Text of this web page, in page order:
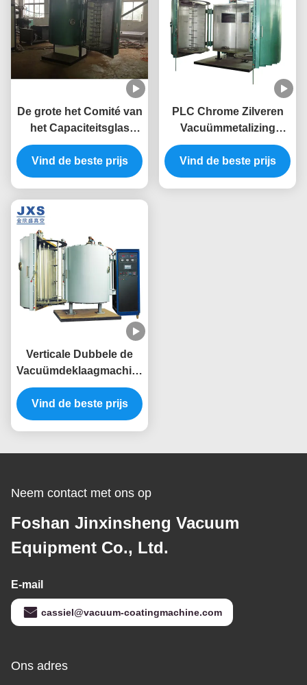
De grote het Comité van
het Capaciteitsglas
Machine van de
Verdampings
Vacuümdeklaag voor
Vind de beste prijs
PLC Chrome Zilveren
Vacuümmetalizing
Systeem met de Pomp
van de Diaklep
Vind de beste prijs
Verticale Dubbele de
Vacuümdeklaagmachine
van de Deuren
Thermische
Verdamping
Vind de beste prijs
Neem contact met ons op
Foshan Jinxinsheng Vacuum
Equipment Co., Ltd.
E-mail
cassiel@vacuum-coatingmachine.com
Ons adres